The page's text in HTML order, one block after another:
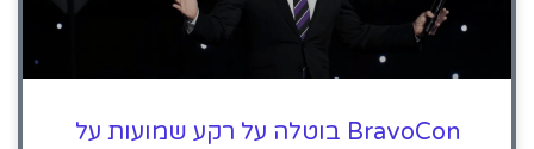
BravoCon בוטלה על רקע שמועות על